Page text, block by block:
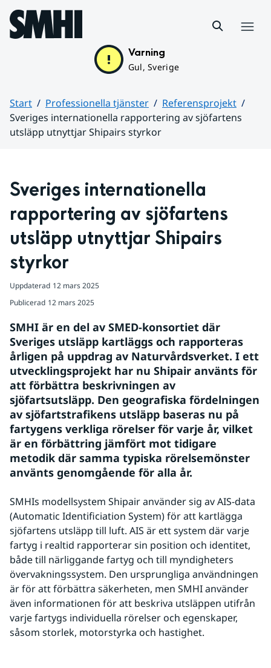
Hoppa till sidans innehåll
Varning
Gul, Sverige
Start Professionella tjänster
Referensprojekt
Sveriges internationella rapportering av sjöfartens
utsläpp utnyttjar Shipairs styrkor
Sveriges internationella
rapportering av sjöfartens
utsläpp utnyttjar Shipairs
styrkor
Uppdaterad 12 mars 2025
Publicerad 12 mars 2025
SMHI är en del av SMED-konsortiet där
Sveriges utsläpp kartläggs och rapporteras
årligen på uppdrag av Naturvårdsverket. I ett
utvecklingsprojekt har nu Shipair använts för
att förbättra beskrivningen av
sjöfartsutsläpp. Den geografiska fördelningen
av sjöfartstrafikens utsläpp baseras nu på
fartygens verkliga rörelser för varje år, vilket
är en förbättring jämfört mot tidigare
metodik där samma typiska rörelsemönster
använts genomgående för alla år.
SMHIs modellsystem Shipair använder sig av AIS-data
(Automatic Identificiation System) för att kartlägga
sjöfartens utsläpp till luft. AIS är ett system där varje
fartyg i realtid rapporterar sin position och identitet,
både till närliggande fartyg och till myndigheters
övervakningssystem. Den ursprungliga användningen
är för att förbättra säkerheten, men SMHI använder
även informationen för att beskriva utsläppen utifrån
varje fartygs individuella rörelser och egenskaper,
såsom storlek, motorstyrka och hastighet.